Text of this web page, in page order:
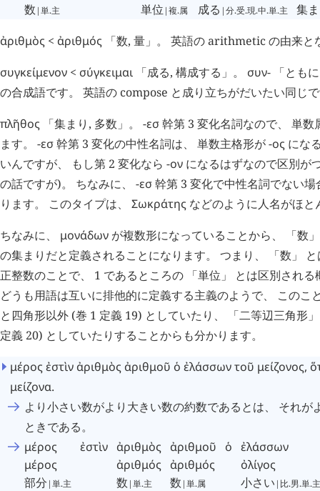
数 |単.主
単位 |複.属
成る |分.受.現.中.単.主
集
ἀριθμὸς < ἀριθμός 「数, 量」。 英語の arithmetic の由来と
συγκείμενον < σύγκειμαι 「成る, 構成する」。 συν- 「とも
の合成語です。 英語の compose と成り立ちがだいたい同じ
πλῆθος 「集まり, 多数」。 -εσ幹第 3 変化名詞なので、 単
ます。 -εσ幹第 3 変化の中性名詞は、 単数主格形が -ος にな
いんですが、 もし第 2 変化なら -ον になるはずなので区別が
の話ですが)。 ちなみに、 -εσ幹第 3 変化で中性名詞でない
ります。 このタイプは、 Σωκράτης などのように人名がほと
ちなみに、 μονάδων が複数形になっていることから、 「数
の集まりだと定義されることになります。 つまり、 「数」
正整数のことで、 1 であるところの 「単位」 とは区別され
どうも用語は互いに排他的に定義する主義のようで、 このこ
と四角形以外 (巻 1 定義 19) としていたり、 「二等辺三角形
定義 20) としていたりすることからも分かります。
μέρος ἐστὶν ἀριθμὸς ἀριθμοῦ ὁ ἐλάσσωντοῦ μείζονος,
μείζονα.
より小さい数がより大きい数の約数であるとは、 それが
ときである。
μέρος
μέρος
部分 |単.主
ἐστὶν ἀριθμὸς
ἀριθμός
数 |単.主
ἀριθμοῦ
ἀριθμός
数 |単.属
ὁ ἐλάσσων
ὀλίγος
小さい |比.男.単.主